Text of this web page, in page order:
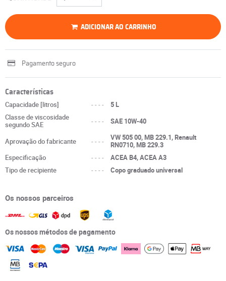
ADICIONAR AO CARRINHO
Pagamento seguro
Características
Capacidade [litros] ----
5 L
Classe de viscosidade
segundo SAE
---- SAE 10W-40
Aprovação do fabricante ----
VW 505 00, MB 229.1, Renault
RN0710, MB 229.3
Especificação
----
ACEA B4, ACEA A3
Tipo de recipiente
---- Copo graduado universal
Os nossos parceiros
Os nossos métodos de pagamento